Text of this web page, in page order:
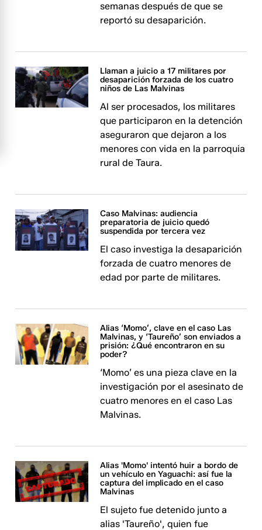
semanas después de que se
reportó su desaparición.
Llaman a juicio a 17 militares por
desaparición forzada de los cuatro
niños de Las Malvinas
Al ser procesados, los militares
que participaron en la detención
aseguraron que dejaron a los
menores con vida en la parroquia
rural de Taura.
Caso Malvinas: audiencia
preparatoria de juicio quedó
suspendida por tercera vez
El caso investiga la desaparición
forzada de cuatro menores de
edad por parte de militares.
Alias ‘Momo’, clave en el caso Las
Malvinas, y ‘Taureño’ son enviados a
prisión: ¿Qué encontraron en su
poder?
‘Momo’ es una pieza clave en la
investigación por el asesinato de
cuatro menores en el caso Las
Malvinas.
Alias 'Momo' intentó huir a bordo de
un vehículo en Yaguachi: así fue la
captura del implicado en el caso
Malvinas
El sujeto fue detenido junto a
alias 'Taureño', quien fue